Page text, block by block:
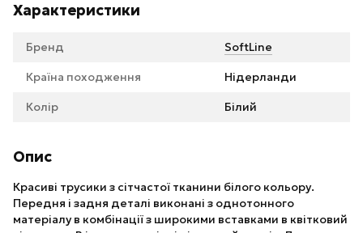
Характеристики
Бренд SoftLine
Країна походження Нідерланди
Колір Білий
Опис
Красиві трусики з сітчастої тканини білого кольору.
Передня і задня деталі виконані з однотонного
матеріалу в комбінації з широкими вставками в квітковий